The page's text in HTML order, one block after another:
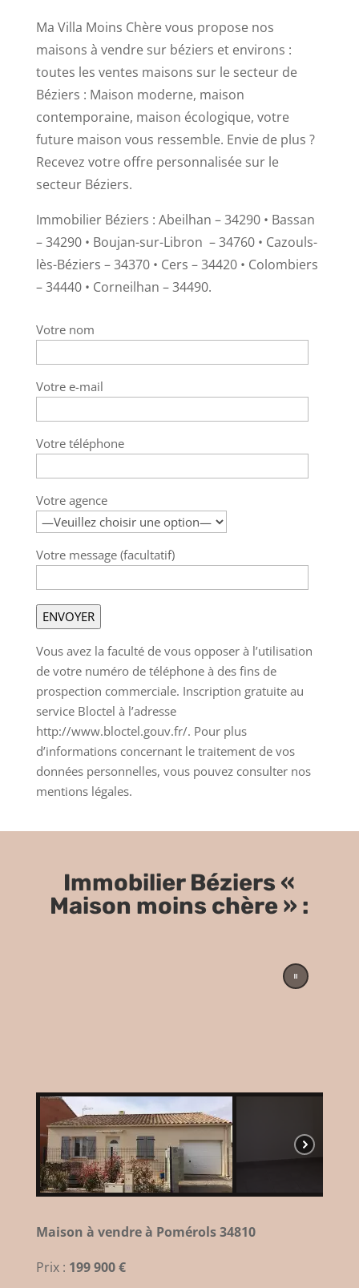
Ma Villa Moins Chère vous propose nos
maisons à vendre sur béziers et environs :
toutes les ventes maisons sur le secteur de
Béziers : Maison moderne, maison
contemporaine, maison écologique, votre
future maison vous ressemble. Envie de plus ?
Recevez votre offre personnalisée sur le
secteur Béziers.
Immobilier Béziers : Abeilhan –34290• Bassan
–34290• Boujan-sur-Libron –34760• Cazouls-
lès-Béziers –34370• Cers – 34420• Colombiers
– 34440 • Corneilhan –34490.
Votre nom
Votre e-mail
Votre téléphone
Votre agence
Votre message (facultatif)
Vous avez la faculté de vous opposer à l’utilisation
de votre numéro de téléphone à des fins de
prospection commerciale. Inscription gratuite au
service Bloctel à l’adresse
http://www.bloctel.gouv.fr/. Pour plus
d’informations concernant le traitement de vos
données personnelles, vous pouvez consulter nos
mentions légales.
Immobilier Béziers «
Maison moins chère » :
Maison à vendre à Pomérols 34810
Prix : 199 900 €